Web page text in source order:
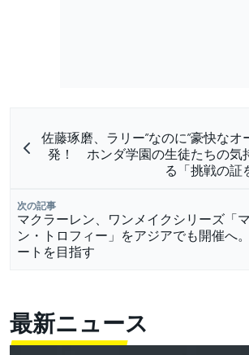
佐藤琢磨、ラリー”なのに”豪快な
発！ ホンダ学園の生徒たちの気
る「挑戦の証
次の記事
マクラーレン、ワンメイクシリーズ「
ン・トロフィー」をアジアでも開催へ
ートを目指す
最新ニュース